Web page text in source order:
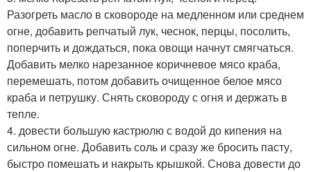
Разогреть масло в сковороде на медленном или среднем
огне, добавить репчатый лук, чеснок, перцы, посолить,
поперчить и дождаться, пока овощи начнут смягчаться.
Добавить мелко нарезанное коричневое мясо краба,
перемешать, потом добавить очищенное белое мясо
краба и петрушку. Снять сковороду с огня и держать в
тепле.
4. довести большую кастрюлю с водой до кипения на
сильном огне. Добавить соль и сразу же бросить пасту,
быстро помешать и накрыть крышкой. Снова довести до